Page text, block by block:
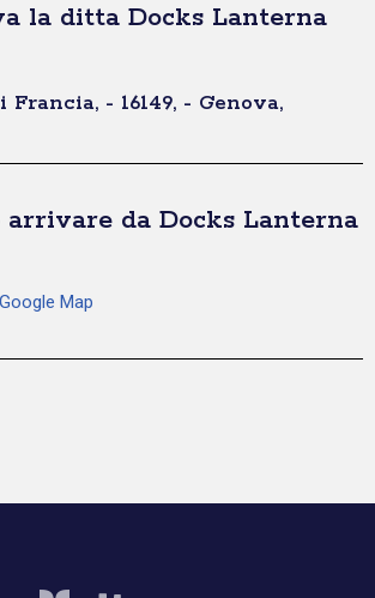
la ditta Docks Lanterna
Francia, - 16149, - Genova,
arrivare da Docks Lanterna
Google Map